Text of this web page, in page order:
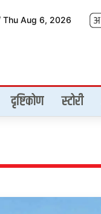
/ Thu Aug 6, 2026
दृष्टिकोण स्टोरी